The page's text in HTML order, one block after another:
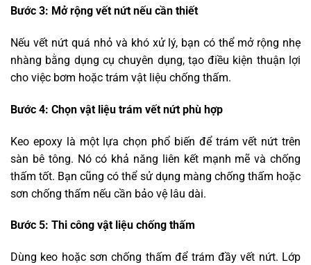
Bước 3: Mở rộng vết nứt nếu cần thiết
Nếu vết nứt quá nhỏ và khó xử lý, bạn có thể mở rộng nhẹ
nhàng bằng dụng cụ chuyên dụng, tạo điều kiện thuận lợi
cho việc bơm hoặc trám vật liệu chống thấm.
Bước 4: Chọn vật liệu trám vết nứt phù hợp
Keo epoxy là một lựa chọn phổ biến để trám vết nứt trên
sàn bê tông. Nó có khả năng liên kết mạnh mẽ và chống
thấm tốt. Bạn cũng có thể sử dụng màng chống thấm hoặc
sơn chống thấm nếu cần bảo vệ lâu dài.
Bước 5: Thi công vật liệu chống thấm
Dùng keo hoặc sơn chống thấm để trám đầy vết nứt. Lớp